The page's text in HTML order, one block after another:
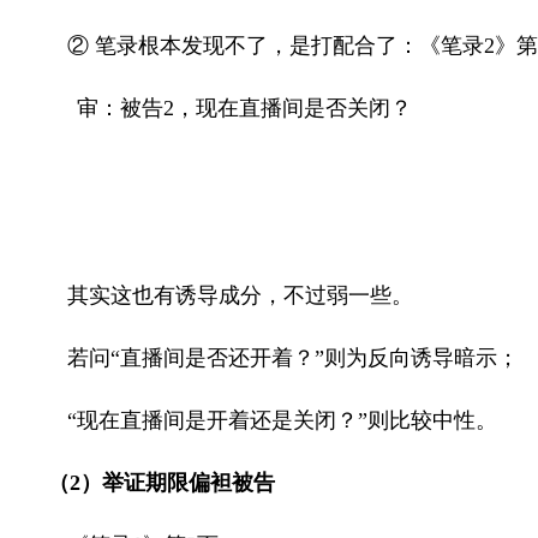
② 笔录根本发现不了，是打配合了：《笔录2》第
审：被告2 ，现在直播间是否关闭？
其实这也有诱导成分，不过弱一些。
若问“直播间是否还开着？”则为反向诱导暗示；
“现在直播间是开着还是关闭？”则比较中性。
（2）举证期限偏袒被告